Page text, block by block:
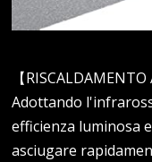
【RISCALDAMENTO
Adottando
efficienza luminosa
asciugare